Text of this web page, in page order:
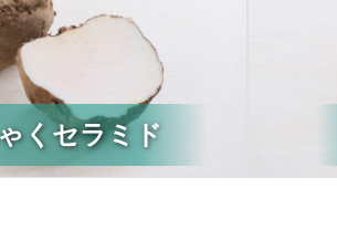
くセラミド